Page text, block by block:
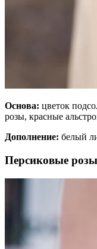
Основа: цветок
розы, красные
Дополнение: белый
Персиковые розы